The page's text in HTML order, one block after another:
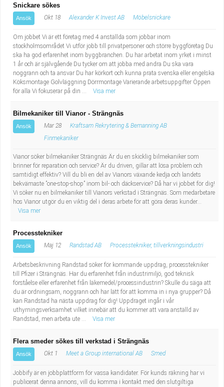
Snickare sökes
Ansök Okt 18 Alexander K Invest AB Möbelsnickare
Om jobbet Vi är ett företag med 4 anställda som jobbar inom
stockholmsområdet Vi utför jobb till privatpersoner och större byggföretag Du
ska ha god erfarenhet inom byggbranchen. Du har arbetat inom yrket i minst
1 år och är självgående Du tycker om att jobba med andra Du ska vara
noggrann och ta ansvar Du har körkort och kunna prata svenska eller engelska
Köksmontage Golvläggning Dörrmontage Varierande arbetsuppgifter Öppen
för alla Vi fokuserar på din ...
Visa mer
Bilmekaniker till Vianor - Strängnäs
Ansök Mar 28
Kraftsam Rekrytering & Bemanning AB
Finmekaniker
Vianor söker bilmekaniker Strängnäs Är du en skicklig bilmekaniker som
brinner för reparation och service? Är du driven, gillar att lösa problem och
samtidigt effektiv? Vill du bli en del av Vianors växande kedja och landets
bekvämaste ”one-stop-shop” inom bil- och däckservice? Då har vi jobbet för dig!
Vi söker nu en bilmekaniker till Vianors verkstad i Strängnäs. Som medarbetare
hos Vianor utgör du en viktig del i deras arbete för att göra deras kunder...
Visa mer
Processtekniker
Ansök Maj 12 Randstad AB Processtekniker, tillverkningsindustri
Arbetsbeskrivning Randstad söker för kommande uppdrag, processtekniker
till Pfizer i Strängnäs. Har du erfarenhet från industrimiljö, god teknisk
förståelse eller erfarenhet från läkemedel/processindustrin? Skulle du säga att
du är ordningsam, noggrann och har lätt för att komma in i nya grupper? Då
kan Randstad ha nästa uppdrag för dig! Uppdraget ingår i vår
uthyrningsverksamhet vilket innebär att du kommer att vara anställd av
Randstad, men arbeta ute ...
Visa mer
Flera smeder sökes till verkstad i Strängnäs
Ansök Okt 1 Meet a Group international AB Smed
Jobbify är en jobbplattform för vassa kandidater. För kunds räkning har vi
publicerat denna annons, vill du komma i kontakt med den slutgiltiga